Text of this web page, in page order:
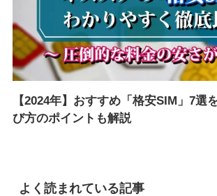
【2024年】おすすめ「格安SIM」7選
び方のポイントも解説
よく読まれている記事